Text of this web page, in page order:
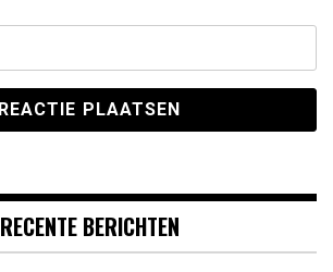
RECENTE BERICHTEN